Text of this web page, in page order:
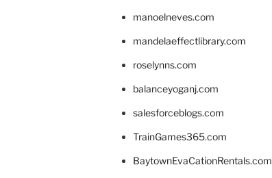
manoelneves.com
mandelaeffectlibrary.com
roselynns.com
balanceyoganj.com
salesforceblogs.com
TrainGames365.com
BaytownEvaCationRentals.com